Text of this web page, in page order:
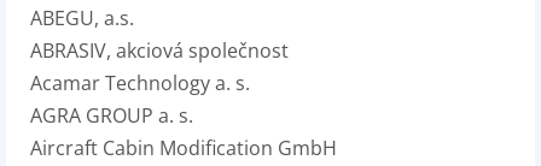
ABEGU, a.s.
ABRASIV, akciová společnost
Acamar Technology a. s.
AGRA GROUP a. s.
Aircraft Cabin Modification GmbH